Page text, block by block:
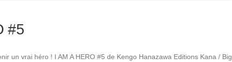
#5
un vrai héro ! I AM A HERO #5 de Kengo Hanazawa Editions Kana / Big